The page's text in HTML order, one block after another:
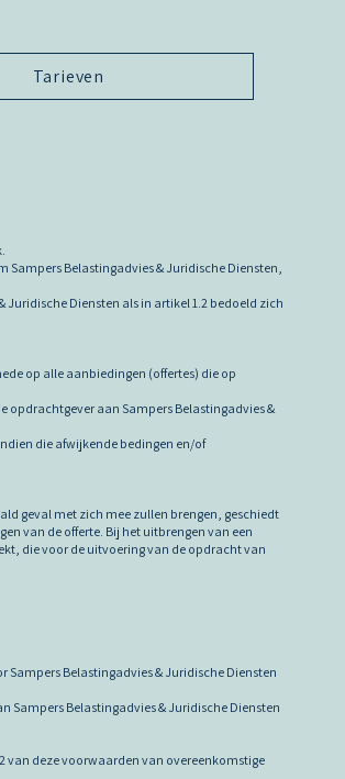
Tarieven
Sampers Belastingadvies & Juridische Diensten,
Diensten als in artikel 1.2 bedoeld zich
op alle aanbiedingen (offertes) die op
aan Sampers Belastingadvies &
die afwijkende bedingen en/of
geval met zich mee zullen brengen, geschiedt
van de offerte. Bij het uitbrengen van een
die voor de uitvoering van de opdracht van
Belastingadvies & Juridische Diensten
Sampers Belastingadvies & Juridische Diensten
van deze voorwaarden van overeenkomstige